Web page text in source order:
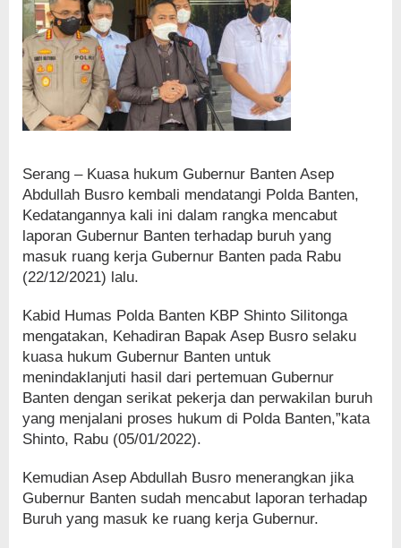
Serang – Kuasa hukum Gubernur Banten Asep
Abdullah Busro kembali mendatangi Polda Banten,
Kedatangannya kali ini dalam rangka mencabut
laporan Gubernur Banten terhadap buruh yang
masuk ruang kerja Gubernur Banten pada Rabu
(22/12/2021) lalu.
Kabid Humas Polda Banten KBP Shinto Silitonga
mengatakan, Kehadiran Bapak Asep Busro selaku
kuasa hukum Gubernur Banten untuk
menindaklanjuti hasil dari pertemuan Gubernur
Banten dengan serikat pekerja dan perwakilan buruh
yang menjalani proses hukum di Polda Banten,”kata
Shinto, Rabu (05/01/2022).
Kemudian Asep Abdullah Busro menerangkan jika
Gubernur Banten sudah mencabut laporan terhadap
Buruh yang masuk ke ruang kerja Gubernur.